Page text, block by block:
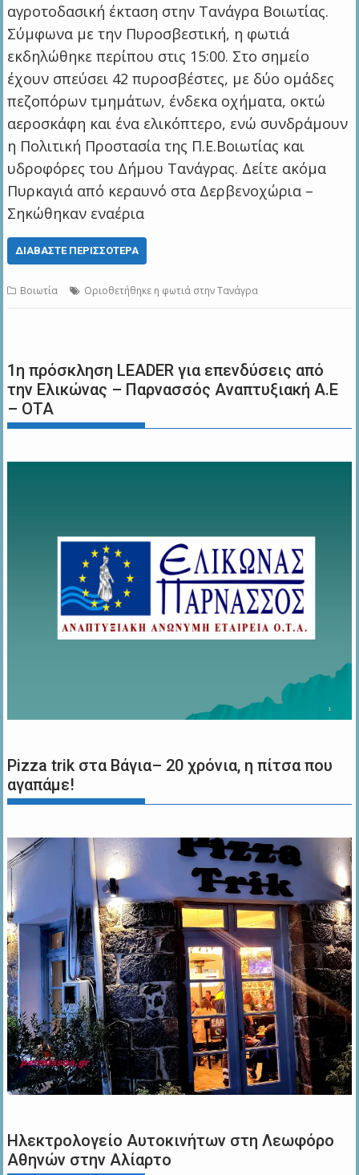
αγροτοδασική έκταση στην Τανάγρα Βοιωτίας.
Σύμφωνα με την Πυροσβεστική, η φωτιά
εκδηλώθηκε περίπου στις 15:00. Στο σημείο
έχουν σπεύσει 42 πυροσβέστες, με δύο ομάδες
πεζοπόρων τμημάτων, ένδεκα οχήματα, οκτώ
αεροσκάφη και ένα ελικόπτερο, ενώ συνδράμουν
η Πολιτική Προστασία της Π.Ε.Βοιωτίας και
υδροφόρες του Δήμου Τανάγρας. Δείτε ακόμα
Πυρκαγιά από κεραυνό στα Δερβενοχώρια –
Σηκώθηκαν εναέρια
ΔΙΑΒΆΣΤΕ ΠΕΡΙΣΣΌΤΕΡΑ
Βοιωτία Οριοθετήθηκε η φωτιά στην Τανάγρα
1η πρόσκληση LEADER για επενδύσεις από
την Ελικώνας – Παρνασσός Αναπτυξιακή Α.Ε
– ΟΤΑ
Pizza trik στα Βάγια– 20 χρόνια, η πίτσα που
αγαπάμε!
Ηλεκτρολογείο Αυτοκινήτων στη Λεωφόρο
Αθηνών στην Αλίαρτο